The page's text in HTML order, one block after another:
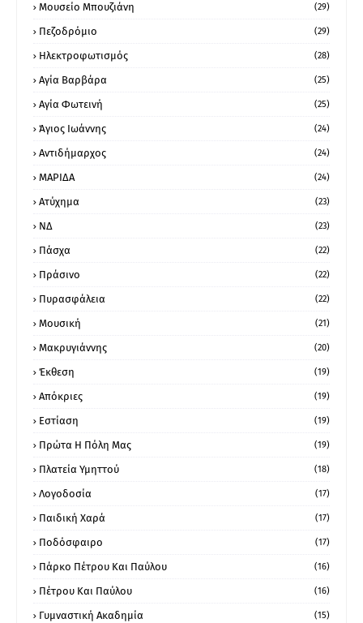
Μουσείο Μπουζιάνη (29)
Πεζοδρόμιο (29)
Ηλεκτροφωτισμός (28)
Αγία Βαρβάρα (25)
Αγία Φωτεινή (25)
Άγιος Ιωάννης (24)
Αντιδήμαρχος (24)
ΜΑΡΙΔΑ (24)
Ατύχημα (23)
ΝΔ (23)
Πάσχα (22)
Πράσινο (22)
Πυρασφάλεια (22)
Μουσική (21)
Μακρυγιάννης (20)
Έκθεση (19)
Απόκριες (19)
Εστίαση (19)
Πρώτα Η Πόλη Μας (19)
Πλατεία Υμηττού (18)
Λογοδοσία (17)
Παιδική Χαρά (17)
Ποδόσφαιρο (17)
Πάρκο Πέτρου Και Παύλου (16)
Πέτρου Και Παύλου (16)
Γυμναστική Ακαδημία (15)